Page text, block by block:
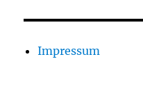
Impressum